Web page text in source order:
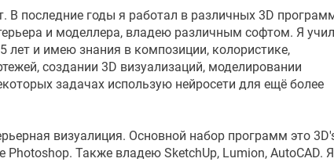
В последние годы я работал в различных 3D
и моделлера, владею различным софтом. Я
лет и имею знания в композиции, колористике,
создании 3D визуализаций, моделировании
задачах использую нейросети для ещё более
визуалиция. Основной набор программ это
Photoshop. Также владею SketchUp, Lumion, AutoCAD. Я